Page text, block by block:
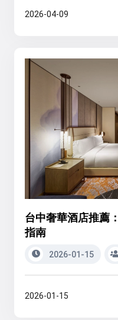
2026-04-09
台中奢華酒店推薦
指南
2026-01-15
2026-01-15